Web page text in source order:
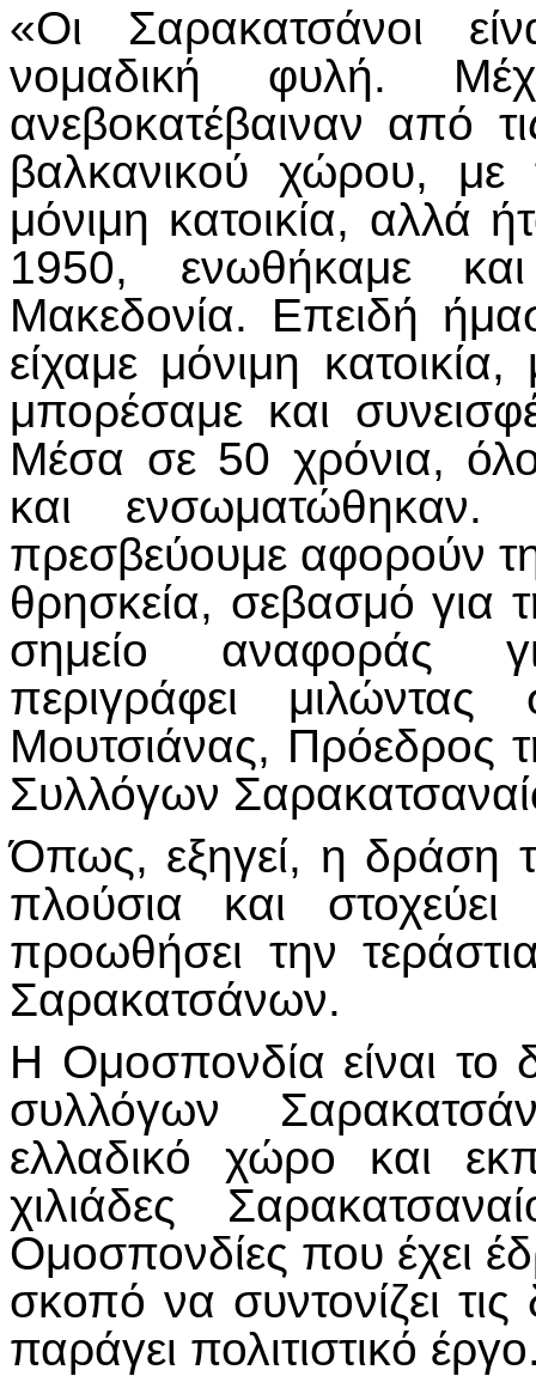
«Οι Σαρακατσάνοι
νομαδική φυλή.
ανεβοκατέβαιναν από
βαλκανικού χώρου, με
μόνιμη κατοικία, αλλά
1950, ενωθήκαμε
Μακεδονία. Επειδή
είχαμε μόνιμη κατοικία,
μπορέσαμε και
Μέσα σε 50 χρόνια,
και
πρεσβεύουμε αφορούν
θρησκεία, σεβασμό για
σημείο αναφοράς
περιγράφει
Μουτσιάνας, Πρόεδρος
Συλλόγων
Όπως, εξηγεί, η δράση
πλούσια και
προωθήσει την
Σαρακατσάνων.
Η Ομοσπονδία είναι το
συλλόγων
ελλαδικό χώρο και
χιλιάδες
Ομοσπονδίες που έχει
σκοπό να συντονίζει
παράγει πολιτιστικό